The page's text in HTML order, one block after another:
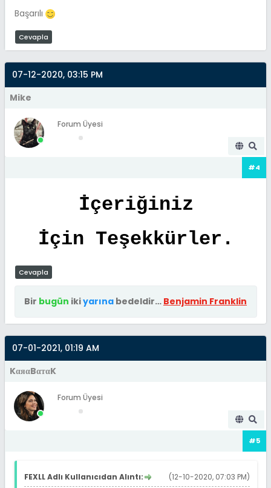
Başarılı
Cevapla
07-12-2020, 03:15 PM
Mike
Forum Üyesi
#4
İçeriğiniz
İçin Teşekkürler.
Cevapla
Bir bugün ikiyarına bedeldir… Benjamin Franklin
07-01-2021, 01:19 AM
KαяαBαтαK
Forum Üyesi
#5
(12-10-2020, 07:03 PM)
FEXLL Adlı Kullanıcıdan Alıntı: